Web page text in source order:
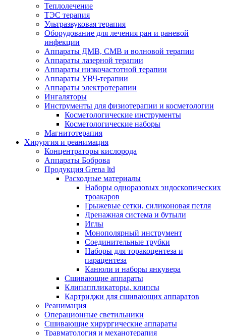
Теплолечение
ТЭС терапия
Ультразвуковая терапия
Оборудование для лечения ран и раневой
инфекции
Аппараты ДМВ, СМВ и волновой терапии
Аппараты лазерной терапии
Аппараты низкочастотной терапии
Аппараты УВЧ-терапии
Аппараты электротерапии
Ингаляторы
Инструменты для физиотерапии и косметологии
Косметологические инструменты
Косметологические наборы
Магнитотерапия
Хирургия и реанимация
Концентраторы кислорода
Аппараты Боброва
Продукция Grena ltd
Расходные материалы
Наборы одноразовых эндоскопических
троакаров
Грыжевые сетки, силиконовая петля
Дренажная система и бутыли
Иглы
Монополярный инструмент
Соединительные трубки
Наборы для торакоцентеза и
парацентеза
Канюли и наборы янкувера
Сшивающие аппараты
Клипаппликаторы, клипсы
Картриджи для сшивающих аппаратов
Реанимация
Операционные светильники
Сшивающие хирургические аппараты
Травматология и механотерапия